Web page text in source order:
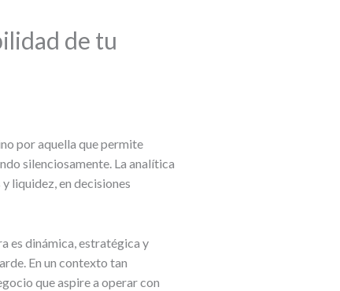
de tu
por aquella que permite
silenciosamente. La analítica
liquidez, en decisiones
es dinámica, estratégica y
En un contexto tan
que aspire a operar con